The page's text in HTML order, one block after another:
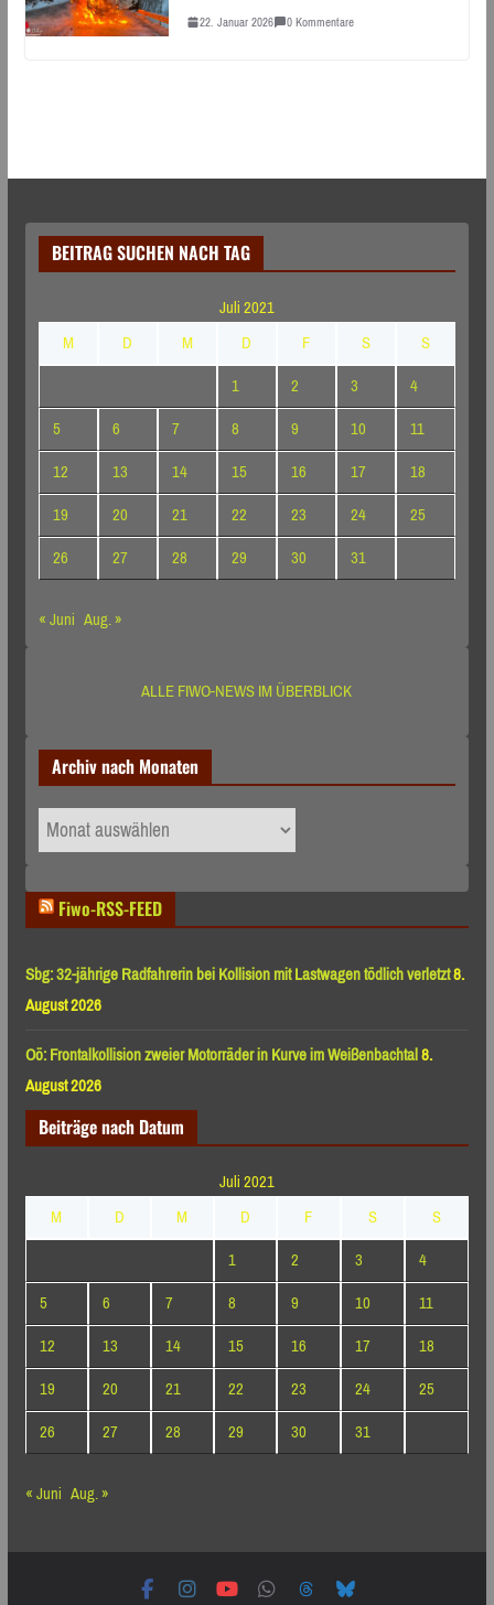
22. Januar 2026 0 Kommentare
BEITRAG SUCHEN NACH TAG
Juli 2021
M
D M D F S
S
1
2 3
4
5
6 7 8 9 10
11
12
13 14 15 16 17
18
19
20 21 22 23 24
25
26
27 28 29 30
31
« Juni Aug. »
ALLE FIWO-NEWS IM ÜBERBLICK
Archiv nach Monaten
Archiv
nach
Fiwo-RSS-FEED
Sbg: 32-jährige Radfahrerin bei Kollision mit Lastwagen tödlich verletzt8.
August 2026
Oö: Frontalkollision zweier Motorräder in Kurve im Weißenbachtal8.
August 2026
Beiträge nach Datum
Juli 2021
M
D M D F S
S
1
2 3
4
5
6 7 8 9 10
11
12
13 14 15 16 17
18
19
20 21 22 23 24
25
26
27 28 29 30
31
« Juni Aug. »